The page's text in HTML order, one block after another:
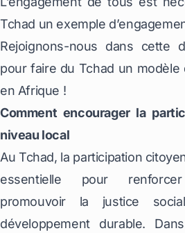
Tchad un exemple
Rejoignons-nous dans cette
pour faire du Tchad un modèle
en Afrique !
Comment encourager la
niveau local
Au Tchad, la participation
essentielle pour
promouvoir la justice
développement durable.